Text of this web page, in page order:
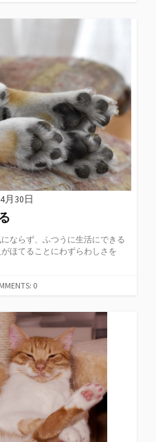
月30日
ならず、ふつうに生活にできる
ほてることにわずらわしさを
0